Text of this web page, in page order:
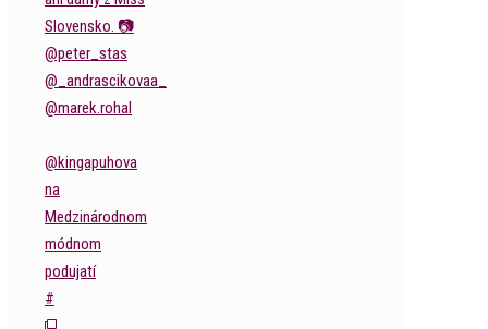
@kingapuhova
na
Medzinárodnom
módnom
podujatí
#